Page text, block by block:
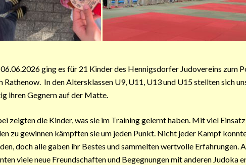
ging es für 21 Kinder des Hennigsdorfer Judovereins zum
Rathenow. In den Altersklassen U9, U11, U13 und U15 stellten sich
ihren Gegnern auf der Matte.
zeigten die Kinder, was sie im Training gelernt haben. Mit viel
zu gewinnen kämpften sie um jeden Punkt. Nicht jeder Kampf
doch alle gaben ihr Bestes und sammelten wertvolle Erfahrungen.
viele neue Freundschaften und Begegnungen mit anderen Judoka